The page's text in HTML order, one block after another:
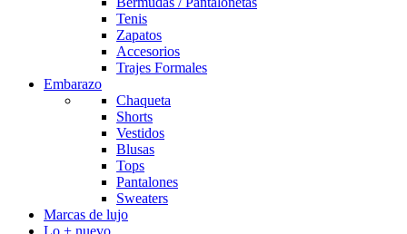
Tenis
Zapatos
Accesorios
Trajes Formales
Embarazo
Chaqueta
Shorts
Vestidos
Blusas
Tops
Pantalones
Sweaters
Marcas de lujo